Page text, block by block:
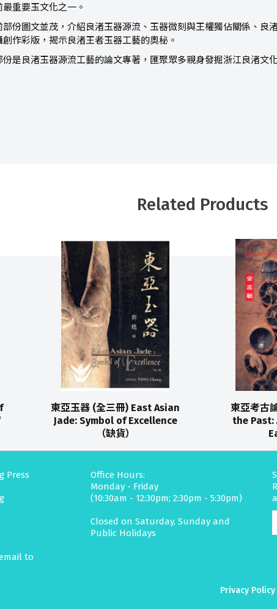
最重要玉文化之一。
部份圖文並茂，介紹良渚玉器源流、玉器微刻與王權獨佔關係、良
創作彩版，揭示良渚王者玉器工藝的奧秘。
份是良渚玉器源流工藝的論文專著，匯聚眾多親身發掘浙江良渚文
Related Products
東亞玉器 (全三冊) East Asian
Jade: Symbol of Excellence
（缺貨）
東亞考古
the Past:
Press
to
Office Hours:
Monday - Friday
(10:30am - 12:30pm; 2:30pm - 5:30pm)
Closed on Saturday, Sunday and
Public Holidays
Privacy Policy